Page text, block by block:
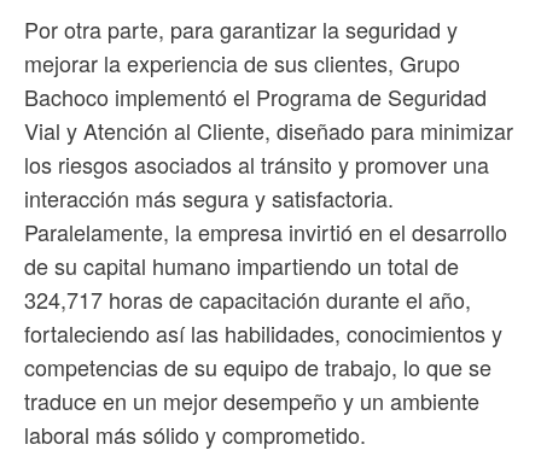
Por otra parte, para garantizar la seguridad y
mejorar la experiencia de sus clientes, Grupo
Bachoco implementó el Programa de Seguridad
Vial y Atención al Cliente, diseñado para minimizar
los riesgos asociados al tránsito y promover una
interacción más segura y satisfactoria.
Paralelamente, la empresa invirtió en el desarrollo
de su capital humano impartiendo un total de
324,717 horas de capacitación durante el año,
fortaleciendo así las habilidades, conocimientos y
competencias de su equipo de trabajo, lo que se
traduce en un mejor desempeño y un ambiente
laboral más sólido y comprometido.